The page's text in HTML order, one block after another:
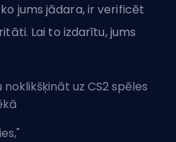
jums jādara, ir verificēt
Lai to izdarītu, jums
uz CS2 spēles